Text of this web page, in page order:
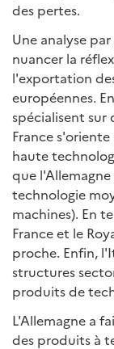
des pertes.
Une analyse
nuancer la
l'exportation
européennes.
spécialisent sur
France
haute
que
technologie
machines). En
France et le
proche. Enfin,
structures
produits de
L'Allemagne a
des produits à